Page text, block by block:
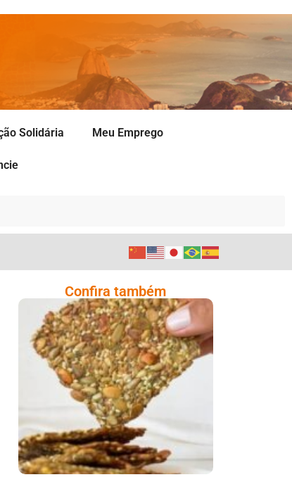
Solidária Meu Emprego
Confira também
Comer Bem: Cracker
De Sementes